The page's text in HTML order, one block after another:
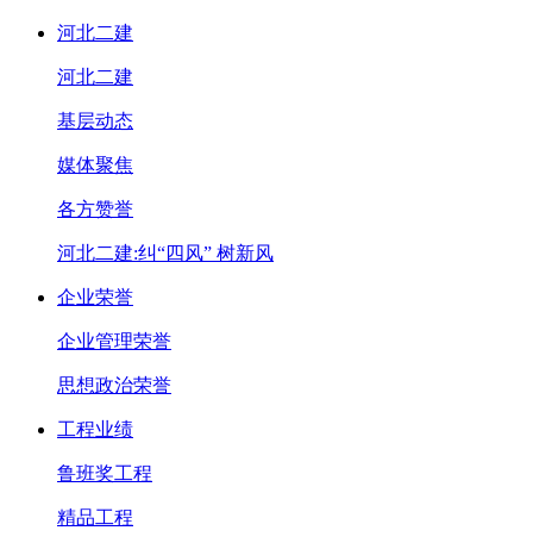
河北二建
河北二建
基层动态
媒体聚焦
各方赞誉
河北二建:纠“四风” 树新风
企业荣誉
企业管理荣誉
思想政治荣誉
工程业绩
鲁班奖工程
精品工程